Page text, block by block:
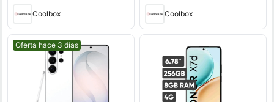
Coolbox Coolbox
Mejor precio.
Oferta hace 3 días